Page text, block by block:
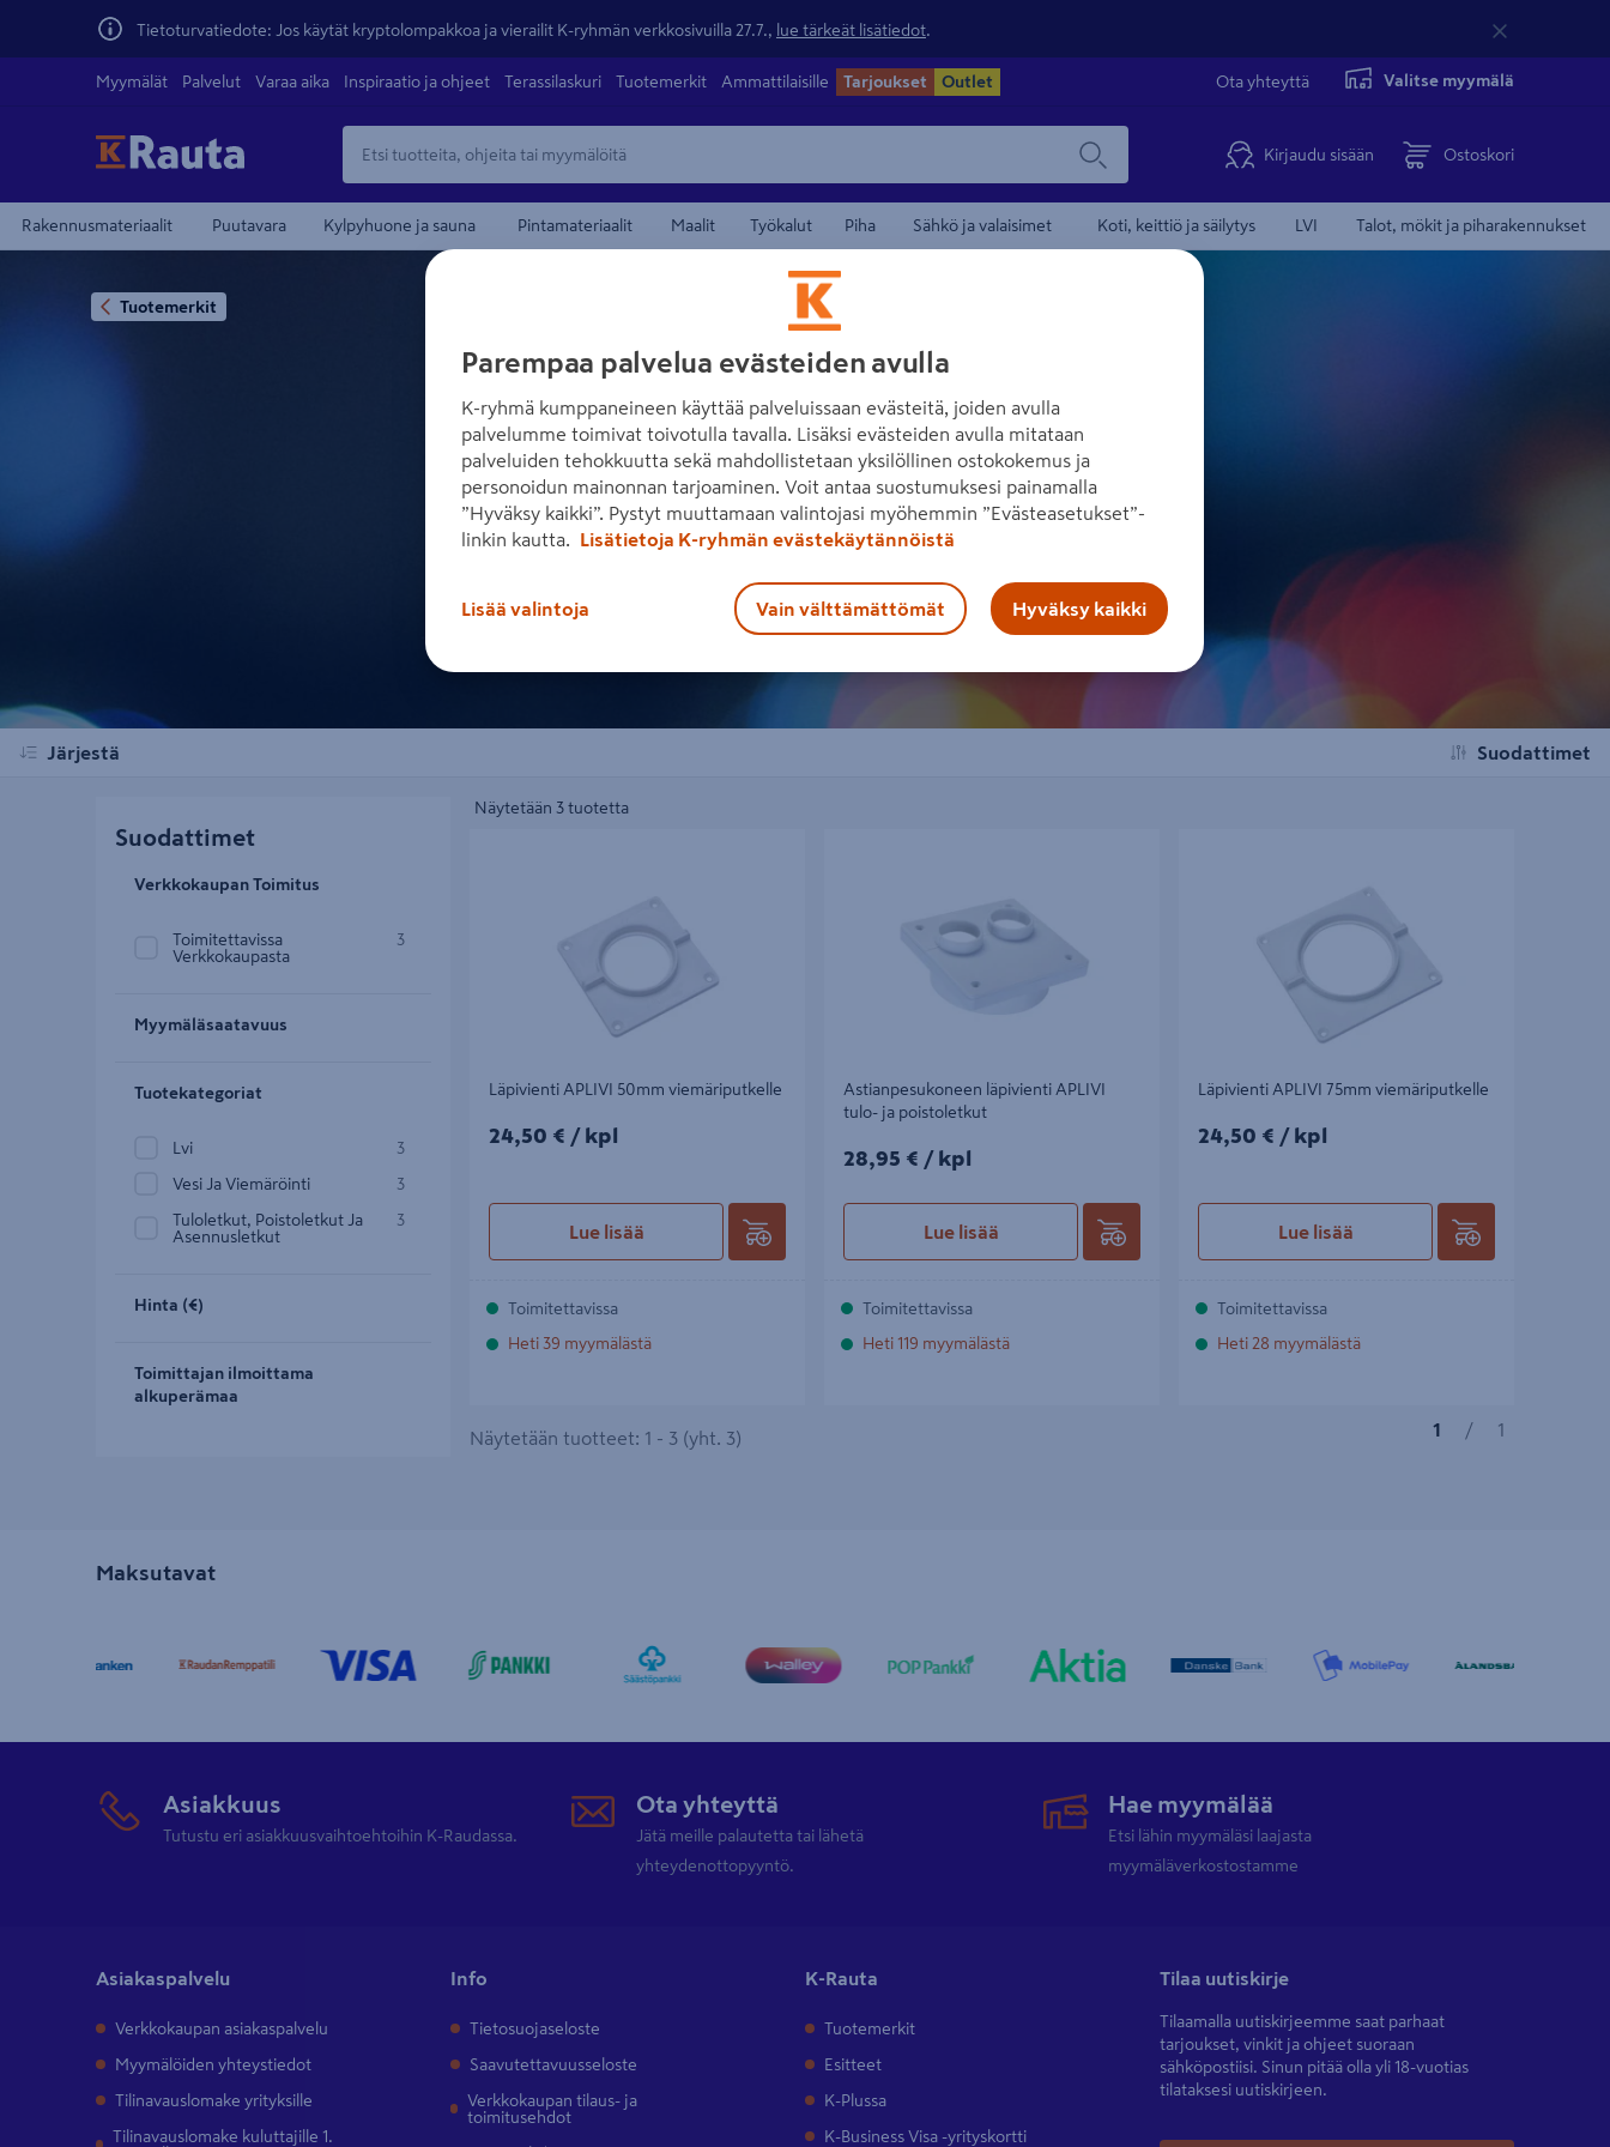
Tietoturvatiedote: Jos käytät kryptolompakkoa ja vierailit K-ryhmän verkkosivuilla 27.7., lue tärkeät lisätiedot
Myymälät Palvelut Varaa aika Inspiraatio ja ohjeet Terassilaskuri Tuotemerkit Ammattilaisille Tarjoukset Outlet Ota yhteyttä Valitse myymälä
Kirjaudu sisään Ostoskori
Rakennusmateriaalit Puutavara Kylpyhuone ja sauna Pintamateriaalit Maalit Työkalut Piha Sähkö ja valaisimet Koti, keittiö ja säilytys LVI Talot, mökit ja piharakennukset
Tuotemerkit
APLIVI
Järjestä Suodattimet
Suodattimet
Verkkokaupan Toimitus
Toimitettavissa
Verkkokaupasta
3
Myymäläsaatavuus
Tuotekategoriat
Lvi 3
Vesi Ja Viemäröinti 3
Tuloletkut, Poistoletkut Ja
Asennusletkut
3
Hinta (€)
Toimittajan ilmoittama
alkuperämaa
Näytetään 3 tuotetta
Läpivienti APLIVI 50mm viemäriputkelle
24,50€/kpl
24,50 € / kpl
Lue lisää
Toimitettavissa
Heti 39 myymälästä
Astianpesukoneen läpivienti APLIVI
tulo- ja poistoletkut
28,95€/kpl
28,95 € / kpl
Lue lisää
Toimitettavissa
Heti 119 myymälästä
Läpivienti APLIVI 75mm viemäriputkelle
24,50€/kpl
24,50 € / kpl
Lue lisää
Toimitettavissa
Heti 28 myymälästä
Näytetään tuotteet: 1 - 3 (yht. 3) 1 / 1
Maksutavat
Asiakkuus
Tutustu eri asiakkuusvaihtoehtoihin K-Raudassa.
Ota yhteyttä
Jätä meille palautetta tai lähetä
yhteydenottopyyntö.
Hae myymälää
Etsi lähin myymäläsi laajasta
myymäläverkostostamme
Asiakaspalvelu
Verkkokaupan asiakaspalvelu
Myymälöiden yhteystiedot
Tilinavauslomake yrityksille
Tilinavauslomake kuluttajille 1.
Info
Tietosuojaseloste
Saavutettavuusseloste
Verkkokaupan tilaus- ja
toimitusehdot
K-Rauta
Tuotemerkit
Esitteet
K-Plussa
K-Business Visa -yrityskortti
Tilaa uutiskirje
Tilaamalla uutiskirjeemme saat parhaat
tarjoukset, vinkit ja ohjeet suoraan
sähköpostiisi. Sinun pitää olla yli 18-vuotias
tilataksesi uutiskirjeen.
Parempaa palvelua evästeiden avulla
K-ryhmä kumppaneineen käyttää palveluissaan evästeitä, joiden avulla
palvelumme toimivat toivotulla tavalla. Lisäksi evästeiden avulla mitataan
palveluiden tehokkuutta sekä mahdollistetaan yksilöllinen ostokokemus ja
personoidun mainonnan tarjoaminen. Voit antaa suostumuksesi painamalla
”Hyväksy kaikki”. Pystyt muuttamaan valintojasi myöhemmin ”Evästeasetukset”-
linkin kautta.
Lisätietoja K-ryhmän evästekäytännöistä
Lisää valintoja Vain välttämättömät Hyväksy kaikki